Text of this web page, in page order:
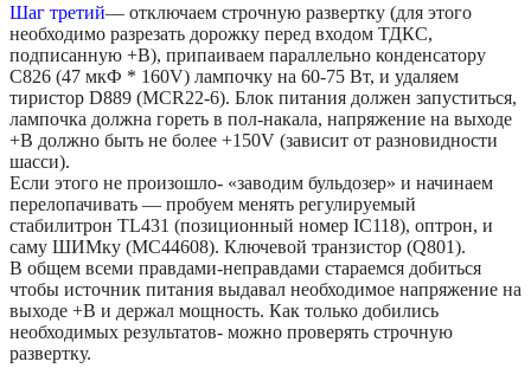
Шаг третий— отключаем строчную развертку (для этого
необходимо разрезать дорожку перед входом ТДКС,
подписанную +B), припаиваем параллельно конденсатору
C826 (47 мкФ * 160V) лампочку на 60-75 Вт, и удаляем
тиристор D889 (MCR22-6). Блок питания должен запуститься,
лампочка должна гореть в пол-накала, напряжение на выходе
+B должно быть не более +150V (зависит от разновидности
шасси).
Если этого не произошло- «заводим бульдозер» и начинаем
перелопачивать — пробуем менять регулируемый
стабилитрон TL431 (позиционный номер IC118), оптрон, и
саму ШИМку (MC44608). Ключевой транзистор (Q801).
В общем всеми правдами-неправдами стараемся добиться
чтобы источник питания выдавал необходимое напряжение на
выходе +B и держал мощность. Как только добились
необходимых результатов- можно проверять строчную
развертку.